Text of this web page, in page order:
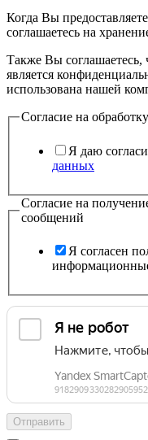
Когда Вы
соглашаетесь на
Также Вы соглашаетесь,
является
использована нашей
Согласие на
Я даю
данных
Согласие на
сообщений
Я согласен
Отправить